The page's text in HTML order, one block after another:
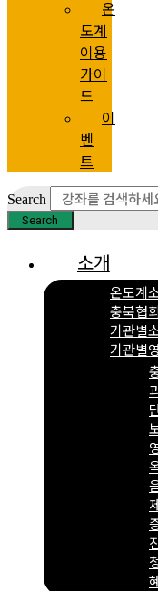
온
도계
이용
가이
드
이
벤
트
Search
Search
소개
온도계
충북협
기관별
기관별